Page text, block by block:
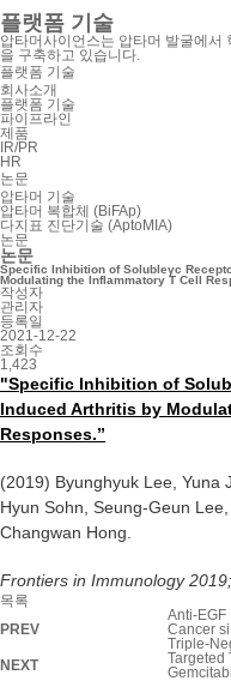
플랫폼 기술
압타머사이언스는 압타머 발굴에서
을 구축하고 있습니다.
플랫폼 기술
회사소개
플랫폼 기술
파이프라인
제품
IR/PR
HR
논문
압타머 기술
압타머 복합체 (BiFAp)
다지표 진단기술 (AptoMIA)
논문
논문
Specific Inhibition of Solubleγc
Modulating the Inflammatory T Cell
작성자
관리자
등록일
2021-12-22
조회수
1,423
"Specific Inhibition of
Induced Arthritis by
Responses.”
(2019) Byunghyuk Lee, Yuna
Hyun Sohn, Seung-Geun
Changwan Hong.
Frontiers in Immunology
목록
PREV
Anti-EGF
Cancer
Triple-
NEXT
Targeted